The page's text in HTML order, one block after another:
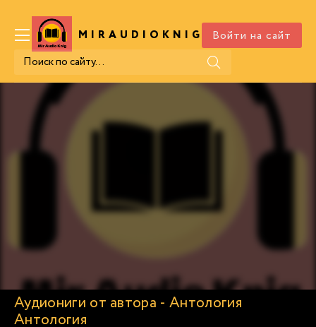
MIRAUDIOKNIG .COM
Войти на сайт
Аудиониги от автора - Антология
Антология